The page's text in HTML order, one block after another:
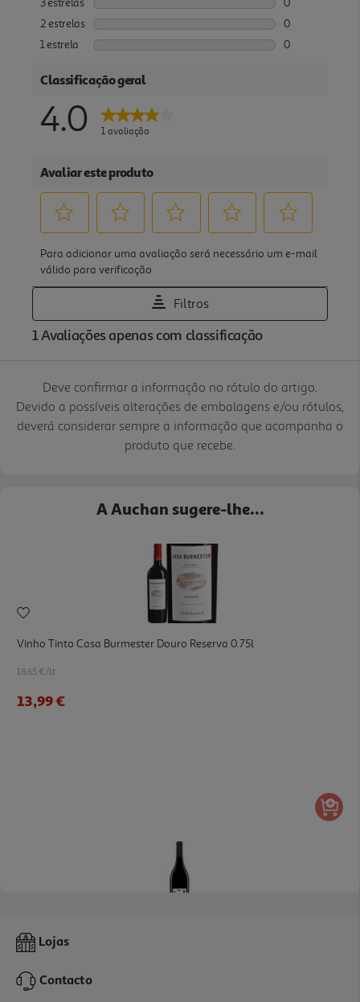
Deve confirmar a informação no rótulo do artigo.
Devido a possíveis alterações de embalagens e/ou rótulos,
deverá considerar sempre a informação que acompanha o
produto que recebe.
A Auchan sugere-lhe...
Vinho Tinto Casa Burmester Douro Reserva 0.75l
18.65 €/Lt
13,99 €
Vinho Tinto La Rosa Douro 0.75l
8,19 €
Lojas
Contacto